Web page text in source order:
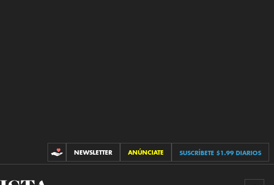
CONTRIBUCIONES
NEWSLETTER ANÚNCIATE SUSCRÍBETE $1.99 DIARIOS